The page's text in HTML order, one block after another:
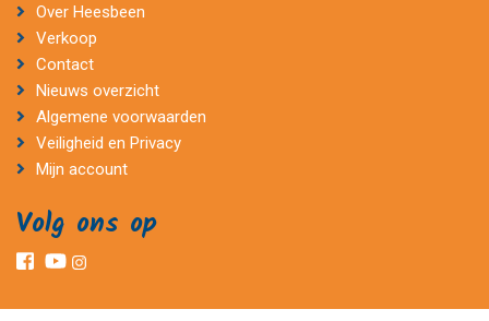
Over Heesbeen
Verkoop
Contact
Nieuws overzicht
Algemene voorwaarden
Veiligheid en Privacy
Mijn account
Volg ons op